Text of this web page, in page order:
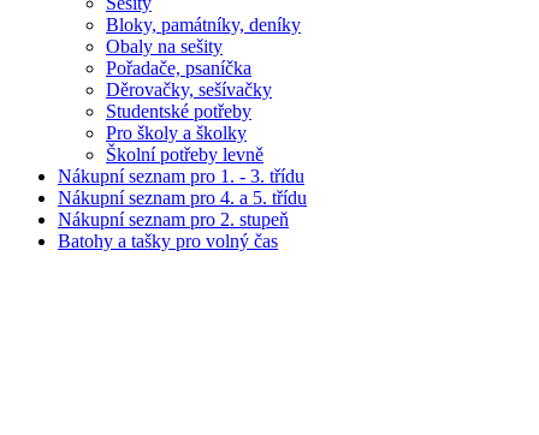
Bloky, památníky, deníky
Obaly na sešity
Pořadače, psaníčka
Děrovačky, sešívačky
Studentské potřeby
Pro školy a školky
Školní potřeby levně
Nákupní seznam pro 1. - 3. třídu
Nákupní seznam pro 4. a 5. třídu
Nákupní seznam pro 2. stupeň
Batohy a tašky pro volný čas